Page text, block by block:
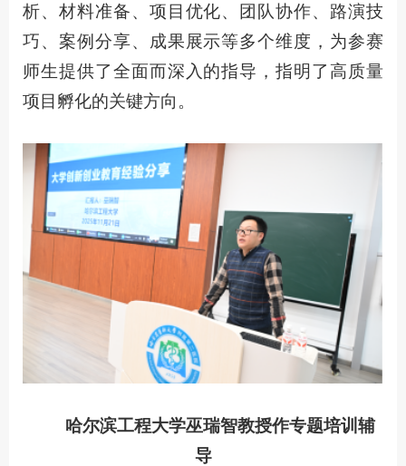
析、材料准备、项目优化、团队协作、路演技
巧、案例分享、成果展示等多个维度，为参赛
师生提供了全面而深入的指导，指明了高质量
项目孵化的关键方向。
哈尔滨工程大学巫瑞智教授作专题培训辅
导